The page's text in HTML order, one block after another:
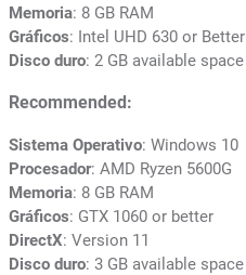
Memoria: 8 GB RAM
Gráficos: Intel UHD 630 or Better
Disco duro: 2 GB available space
Recommended:
Sistema Operativo: Windows 10
Procesador: AMD Ryzen 5600G
Memoria: 8 GB RAM
Gráficos: GTX 1060 or better
DirectX: Version 11
Disco duro: 3 GB available space